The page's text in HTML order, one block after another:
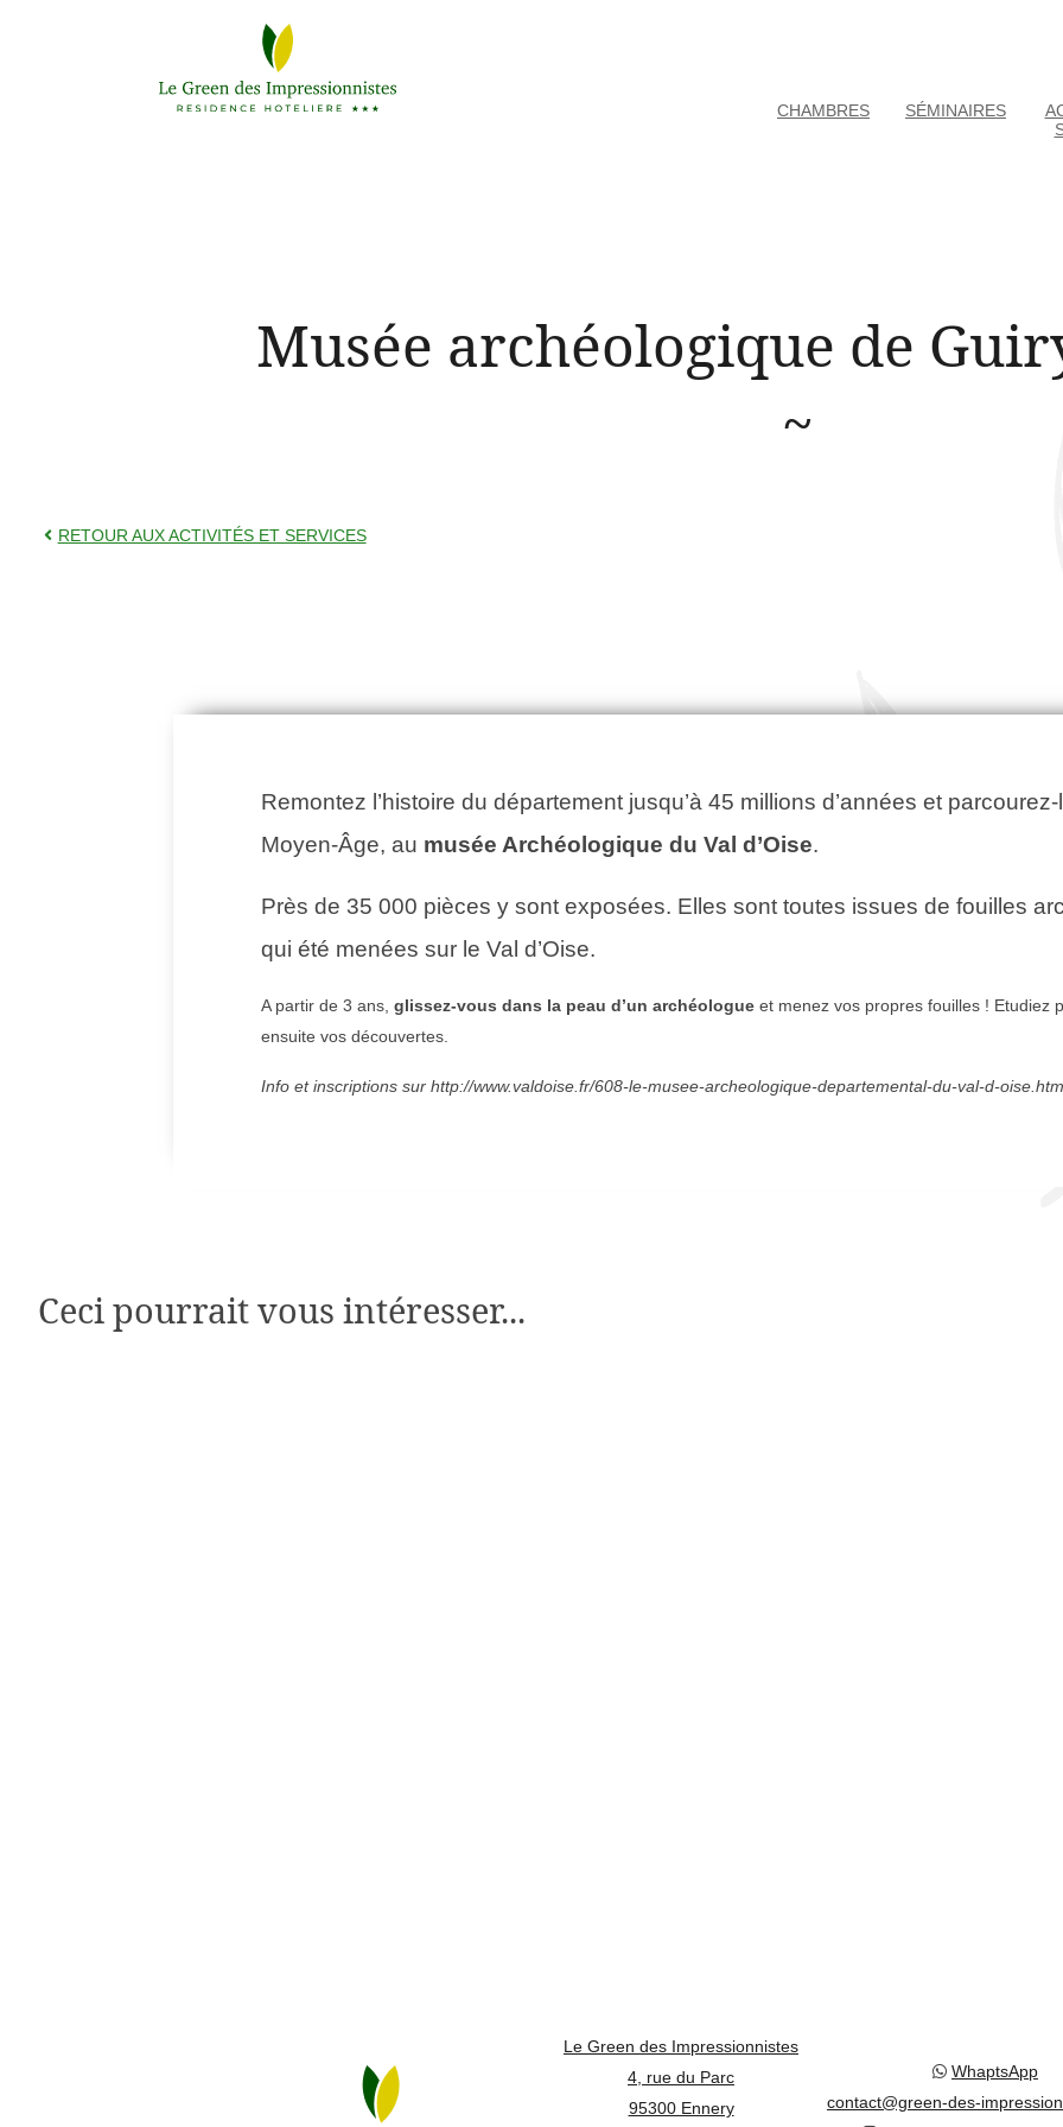
CHAMBRES SÉMINAIRES
Musée archéologique de
RETOUR AUX ACTIVITÉS ET SERVICES
Remontez l’histoire du département jusqu’à 45 millions d’années et parcourez-
Moyen-Âge, au musée Archéologique du Val d’Oise.
Près de 35 000 pièces y sont exposées. Elles sont toutes issues de fouilles
qui été menées sur le Val d’Oise.
A partir de 3 ans, glissez-vous dans la peau d’un archéologue et menez vos propres fouilles ! Etudiez
ensuite vos découvertes.
Info et inscriptions sur http://www.valdoise.fr/608-le-musee-archeologique-departemental-du-val-d-
Ceci pourrait vous intéresser...
Le Green des Impressionnistes
4, rue du Parc
95300 Ennery
WhaptsApp
contact@green-des-